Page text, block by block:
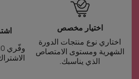
اختيار مخصص
اختاري نوع منتجات الدورة
الشهرية ومستوى الامتصاص
الذي يناسبك.